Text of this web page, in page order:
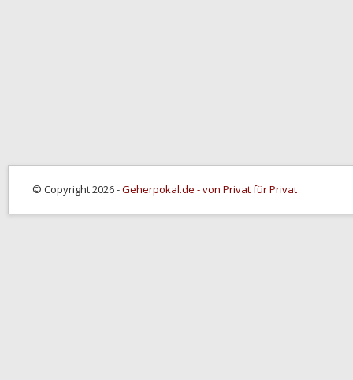
© Copyright 2026 -Geherpokal.de - von Privat für Privat